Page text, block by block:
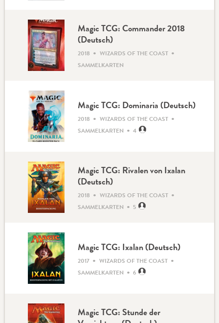
Magic TCG: Commander 2018
(Deutsch)
2018 • WIZARDS OF THE COAST •
SAMMELKARTEN
Magic TCG: Dominaria (Deutsch)
2018 • WIZARDS OF THE COAST •
SAMMELKARTEN • 4
Magic TCG: Rivalen von Ixalan
(Deutsch)
2018 • WIZARDS OF THE COAST •
SAMMELKARTEN • 5
Magic TCG: Ixalan (Deutsch)
2017 • WIZARDS OF THE COAST •
SAMMELKARTEN • 6
Magic TCG: Stunde der